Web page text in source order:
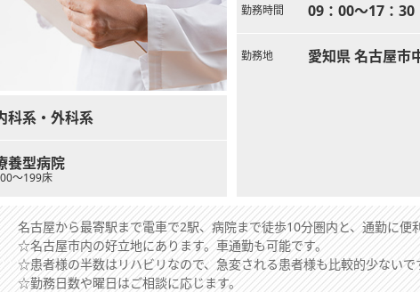
科系・外科系
養型病院
～199床
勤務時間 09：00～17：
勤務地 愛知県 名古屋
名古屋から最寄駅まで電車で2駅、病院まで徒歩10分圏内と、通勤に便
☆名古屋市内の好立地にあります。車通勤も可能です。
☆患者様の半数はリハビリなので、急変される患者様も比較的少ないで
☆勤務日数や曜日はご相談に応じます。